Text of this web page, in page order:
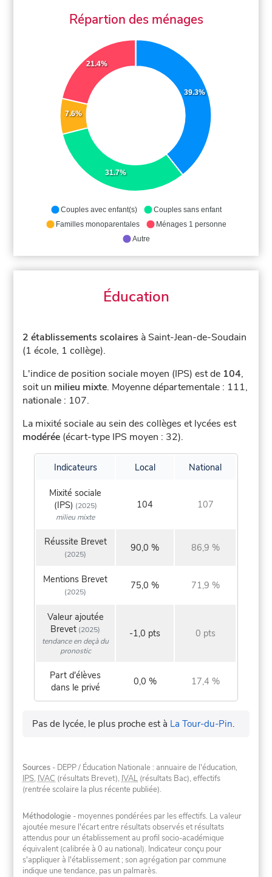
Répartion des ménages
39.3%
31.7%
7.6%
21.4%
Couples avec enfant(s)
Couples sans enfant
Familles monoparentales
Ménages 1 personne
Autre
Éducation
2 établissements scolaires à Saint-Jean-de-Soudain
(1 école, 1 collège).
L'indice de position sociale moyen (IPS) est de 104,
soit un milieu mixte. Moyenne départementale : 111,
nationale : 107.
La mixité sociale au sein des collèges et lycées est
modérée (écart-type IPS moyen : 32).
Indicateurs Local National
Mixité sociale
(IPS) (2025)
milieu mixte
104 107
Réussite Brevet
(2025)
90,0 % 86,9 %
Mentions Brevet
(2025)
75,0 % 71,9 %
Valeur ajoutée
Brevet (2025)
tendance en deçà du
pronostic
-1,0 pts 0 pts
Part d'élèves
dans le privé
0,0 % 17,4 %
Pas de lycée, le plus proche est à La Tour-du-Pin.
Sources - DEPP / Éducation Nationale : annuaire de l'éducation,
IPS, IVAC (résultats Brevet), IVAL (résultats Bac), effectifs
(rentrée scolaire la plus récente publiée).
Méthodologie - moyennes pondérées par les effectifs. La valeur
ajoutée mesure l'écart entre résultats observés et résultats
attendus pour un établissement au profil socio-académique
équivalent (calibrée à 0 au national). Indicateur conçu pour
s'appliquer à l'établissement ; son agrégation par commune
indique une tendance, pas un palmarès.